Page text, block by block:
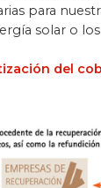
para
solar o
del